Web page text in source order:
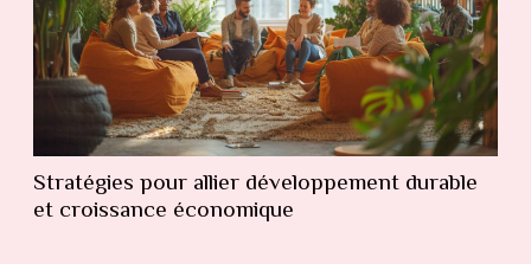
Stratégies pour allier développement durable
et croissance économique